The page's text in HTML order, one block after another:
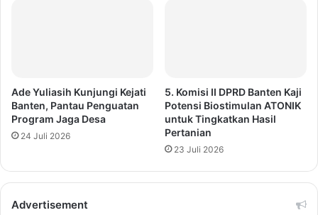
Ade Yuliasih Kunjungi Kejati
Banten, Pantau Penguatan
Program Jaga Desa
24 Juli 2026
5. Komisi II DPRD Banten Kaji
Potensi Biostimulan ATONIK
untuk Tingkatkan Hasil
Pertanian
23 Juli 2026
Advertisement